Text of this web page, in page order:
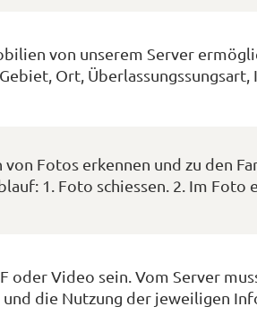
von unserem Server
Ort,
Fotos erkennen und zu den
1. Foto schiessen. 2. Im Foto
oder Video sein. Vom Server
die Nutzung der jeweiligen